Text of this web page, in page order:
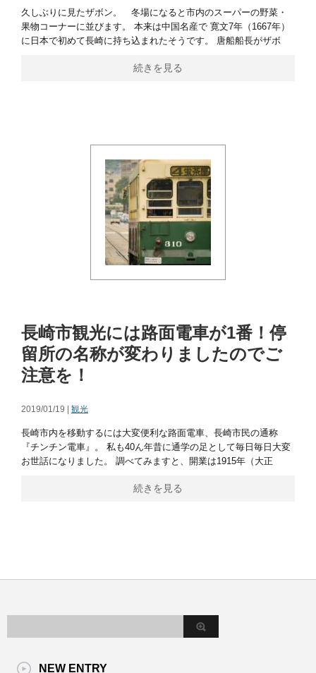
久しぶりに見たザボン。 冬場になると市内のスーパーの野菜・
果物コーナーに並びます。 本来は中国名産で 寛文7年（1667年）
に日本で初めて長崎に持ち込まれたそうです。 唐船船長がザボ
続きを見る
長崎市観光には路面電車が1番！停
留所の名称が変わりましたのでご
注意を！
2019/01/19 | 観光
長崎市内を移動するには大変便利な路面電車、長崎市民の通称
『チンチン電車』。 私も40ん年昔に通学の足として毎日毎日大変
お世話になりました。 調べてみますと、開業は1915年（大正
続きを見る
NEW ENTRY